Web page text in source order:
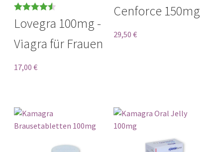
Bewertet
4.57
von 5
Lovegra 100mg -
Viagra für Frauen
17,00 €
Bewertet
von 5
Cenforce 150mg
29,50 €